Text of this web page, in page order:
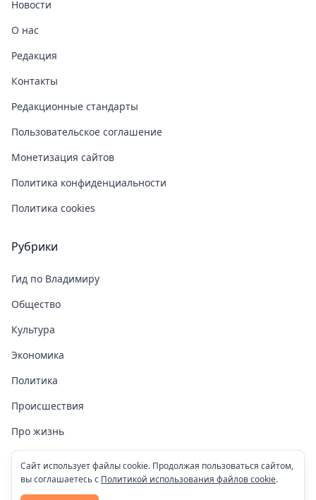
Новости
О нас
Редакция
Контакты
Редакционные стандарты
Пользовательское соглашение
Монетизация сайтов
Политика конфиденциальности
Политика cookies
Рубрики
Гид по Владимиру
Общество
Культура
Экономика
Политика
Происшествия
Про жизнь
Здоровье
COVID-19
Сайт использует файлы cookie. Продолжая пользоваться сайтом,
вы соглашаетесь с Политикой использования файлов cookie.